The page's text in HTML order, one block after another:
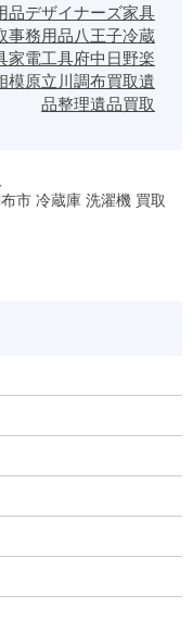
品デザイナーズ家具
事務用品八王子冷蔵
家電工具府中 日野楽
模原立川調布買取遺
品整理遺品買取
市 冷蔵庫 洗濯機 買取